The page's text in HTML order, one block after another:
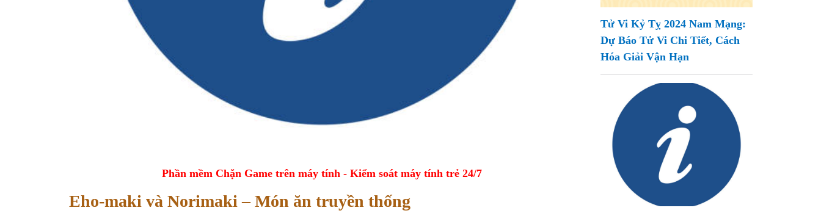
Phần mềm Chặn Game trên máy tính - Kiểm soát máy tính trẻ 24/7
Eho-maki và Norimaki – Món ăn truyền thống
Tử Vi Kỷ Tỵ 2024 Nam Mạng:
Dự Báo Tử Vi Chi Tiết, Cách
Hóa Giải Vận Hạn